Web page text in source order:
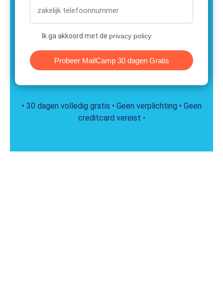
Ik ga akkoord met de privacy policy.
Probeer MailCamp 30 dagen Gratis
• 30 dagen volledig gratis • Geen verplichting • Geen
creditcard vereist •